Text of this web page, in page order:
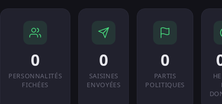
0
PERSONNALITÉS
FICHÉES
0
SAISINES
ENVOYÉES
0
PARTIS
POLITIQUES